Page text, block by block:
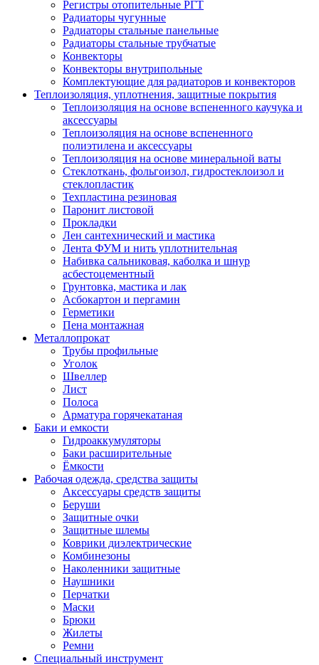
Регистры отопительные РГТ
Радиаторы чугунные
Радиаторы стальные панельные
Радиаторы стальные трубчатые
Конвекторы
Конвекторы внутрипольные
Комплектующие для радиаторов и конвекторов
Теплоизоляция, уплотнения, защитные покрытия
Теплоизоляция на основе вспененного каучука и
аксессуары
Теплоизоляция на основе вспененного
полиэтилена и аксессуары
Теплоизоляция на основе минеральной ваты
Стеклоткань, фольгоизол, гидростеклоизол и
стеклопластик
Техпластина резиновая
Паронит листовой
Прокладки
Лен сантехнический и мастика
Лента ФУМ и нить уплотнительная
Набивка сальниковая, каболка и шнур
асбестоцементный
Грунтовка, мастика и лак
Асбокартон и пергамин
Герметики
Пена монтажная
Металлопрокат
Трубы профильные
Уголок
Швеллер
Лист
Полоса
Арматура горячекатаная
Баки и емкости
Гидроаккумуляторы
Баки расширительные
Ёмкости
Рабочая одежда, средства защиты
Аксессуары средств защиты
Беруши
Защитные очки
Защитные шлемы
Коврики диэлектрические
Комбинезоны
Наколенники защитные
Наушники
Перчатки
Маски
Брюки
Жилеты
Ремни
Специальный инструмент